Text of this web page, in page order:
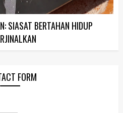
SIASAT BERTAHAN HIDUP
FORM